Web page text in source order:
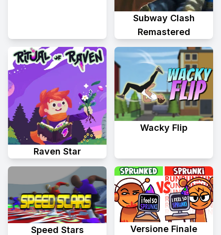
Subway Clash
Remastered
Raven Star
Wacky Flip
Speed Stars
Versione Finale